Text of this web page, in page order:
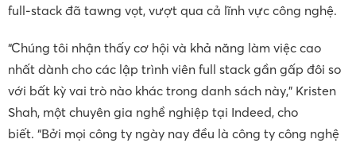
full-stack đã tawng vọt, vượt qua cả lĩnh vực công nghệ.
“Chúng tôi nhận thấy cơ hội và khả năng làm việc cao
nhất dành cho các lập trình viên full stack gần gấp đôi so
với bất kỳ vai trò nào khác trong danh sách này,” Kristen
Shah, một chuyên gia nghề nghiệp tại Indeed, cho
biết. “Bởi mọi công ty ngày nay đều là công ty công nghệ